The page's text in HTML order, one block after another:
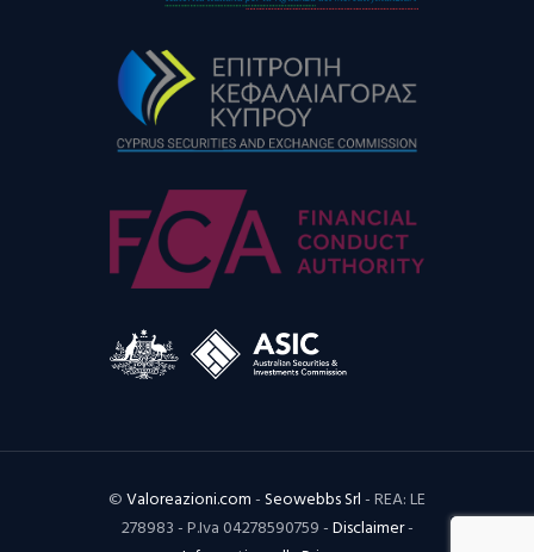
©Valoreazioni.com-Seowebbs Srl- REA: LE
278983 - P.Iva 04278590759 -Disclaimer-